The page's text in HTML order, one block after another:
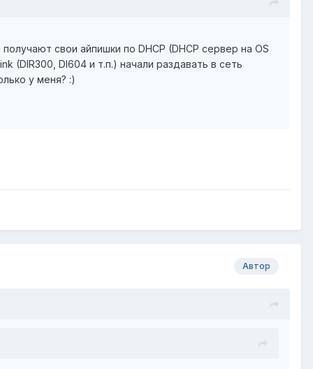
свои айпишки по DHCP (DHCP сервер на OS
(DIR300, DI604 и т.п.) начали раздавать в сеть
у меня? :)
Автор